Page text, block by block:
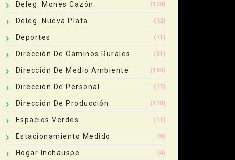
Deleg. Mones Cazón (120)
Deleg. Nueva Plata (32)
Deportes (11)
Dirección De Caminos Rurales (51)
Dirección De Medio Ambiente (194)
Dirección De Personal (17)
Dirección De Producción (110)
Espacios Verdes (11)
Estacionamiento Medido (6)
Hogar Inchauspe (4)